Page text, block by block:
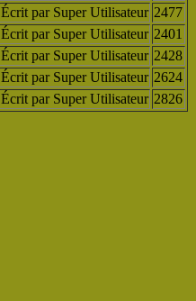
Écrit par Super Utilisateur 2477
Écrit par Super Utilisateur 2401
Écrit par Super Utilisateur 2428
Écrit par Super Utilisateur 2624
Écrit par Super Utilisateur 2826